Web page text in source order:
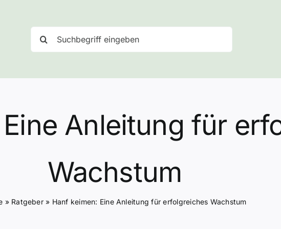
nach:
Anleitung für
Wachstum
» Ratgeber» Hanf keimen: Eine Anleitung für erfolgreiches Wachstum